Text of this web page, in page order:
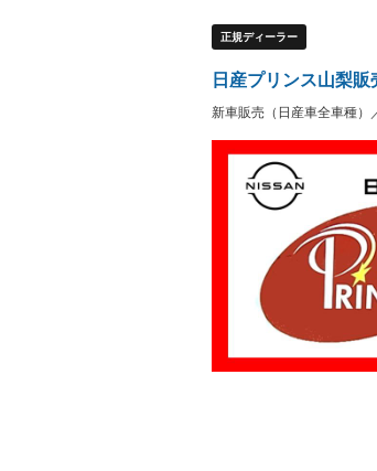
－ Bluetooth接続
－ レンタカーアップ
－
ヘッドライトウォッシ
ー
－ LEDヘッドランプ
ETC
－ ランフラットタイヤ
フルフラットシート
シートヒーター
フロントカメラ
ルーフレール
正規ディーラー
日産プリンス山梨
新車販売（日産車全車種）